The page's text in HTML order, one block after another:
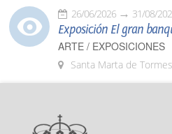
26/06/2026 31/08/
Exposición El gran
ARTE / EXPOSICIONES
Santa Marta de Tormes